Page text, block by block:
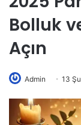
Bolluk
Açın
Admin 13